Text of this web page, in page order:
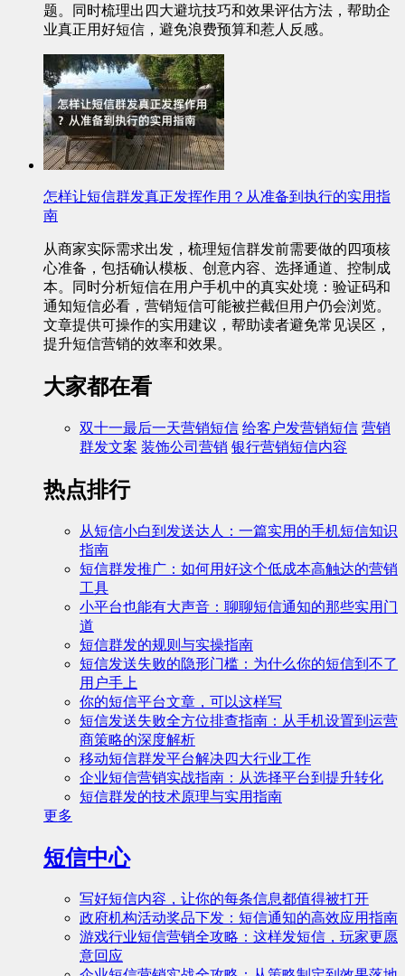
题。同时梳理出四大避坑技巧和效果评估方法，帮助企
业真正用好短信，避免浪费预算和惹人反感。
怎样让短信群发真正发挥作用？从准备到执行的实用指
南
从商家实际需求出发，梳理短信群发前需要做的四项核
心准备，包括确认模板、创意内容、选择通道、控制成
本。同时分析短信在用户手机中的真实处境：验证码和
通知短信必看，营销短信可能被拦截但用户仍会浏览。
文章提供可操作的实用建议，帮助读者避免常见误区，
提升短信营销的效率和效果。
大家都在看
双十一最后一天营销短信 给客户发营销短信 营销
群发文案 装饰公司营销 银行营销短信内容
热点排行
从短信小白到发送达人：一篇实用的手机短信知识
指南
短信群发推广：如何用好这个低成本高触达的营销
工具
小平台也能有大声音：聊聊短信通知的那些实用门
道
短信群发的规则与实操指南
短信发送失败的隐形门槛：为什么你的短信到不了
用户手上
你的短信平台文章，可以这样写
短信发送失败全方位排查指南：从手机设置到运营
商策略的深度解析
移动短信群发平台解决四大行业工作
企业短信营销实战指南：从选择平台到提升转化
短信群发的技术原理与实用指南
更多
短信中心
写好短信内容，让你的每条信息都值得被打开
政府机构活动奖品下发：短信通知的高效应用指南
游戏行业短信营销全攻略：这样发短信，玩家更愿
意回应